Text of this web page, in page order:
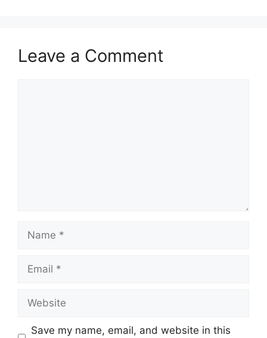
Leave a Comment
Save my name, email, and website in this